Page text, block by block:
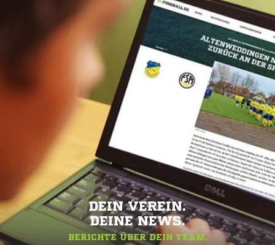
DEIN VEREIN.
DEINE NEWS.
BERICHTE ÜBER DEIN TEAM.